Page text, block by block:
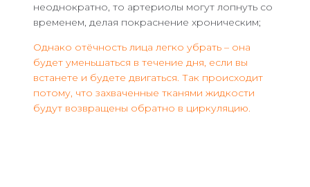
неоднократно, то артериолы могут лопнуть со
временем, делая покраснение хроническим;
Однако отёчность лица легко убрать – она
будет уменьшаться в течение дня, если вы
встанете и будете двигаться. Так происходит
потому, что захваченные тканями жидкости
будут возвращены обратно в циркуляцию.